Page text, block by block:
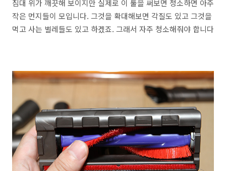
침대 위가 깨끗해 보이지만 실제로 이 툴을 써보면 청소하면 아주
작은 먼지들이 모입니다. 그것을 확대해보면 각질도 있고 그것을
먹고 사는 벌레들도 있고 하겠죠. 그래서 자주 청소해줘야 합니다